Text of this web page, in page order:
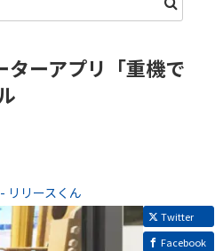
ーアプリ「重機で
リリースくん
Twitter
Facebook